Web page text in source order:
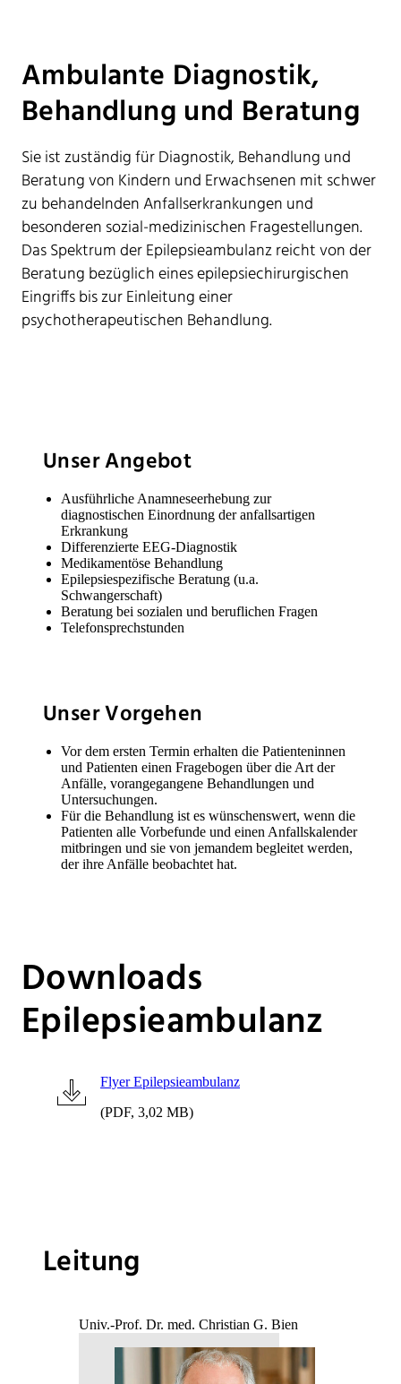
Ambulante Diagnostik,
Behandlung und Beratung
Sie ist zuständig für Diagnostik, Behandlung und
Beratung von Kindern und Erwachsenen mit schwer
zu behandelnden Anfallserkrankungen und
besonderen sozial-medizinischen Fragestellungen.
Das Spektrum der Epilepsieambulanz reicht von der
Beratung bezüglich eines epilepsiechirurgischen
Eingriffs bis zur Einleitung einer
psychotherapeutischen Behandlung.
Unser Angebot
Ausführliche Anamneseerhebung zur
diagnostischen Einordnung der anfallsartigen
Erkrankung
Differenzierte EEG-Diagnostik
Medikamentöse Behandlung
Epilepsiespezifische Beratung (u.a.
Schwangerschaft)
Beratung bei sozialen und beruflichen Fragen
Telefonsprechstunden
Unser Vorgehen
Vor dem ersten Termin erhalten die Patienteninnen
und Patienten einen Fragebogen über die Art der
Anfälle, vorangegangene Behandlungen und
Untersuchungen.
Für die Behandlung ist es wünschenswert, wenn die
Patienten alle Vorbefunde und einen Anfallskalender
mitbringen und sie von jemandem begleitet werden,
der ihre Anfälle beobachtet hat.
Downloads
Epilepsieambulanz
Flyer Epilepsieambulanz
(PDF, 3,02 MB)
Leitung
Univ.-Prof. Dr. med. Christian G. Bien